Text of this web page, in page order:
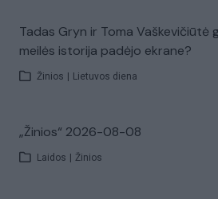
Tadas Gryn ir Toma Vaškevičiūtė
meilės istorija padėjo ekrane?
Žinios Lietuvos diena
„Žinios“ 2026-08-08
Laidos Žinios